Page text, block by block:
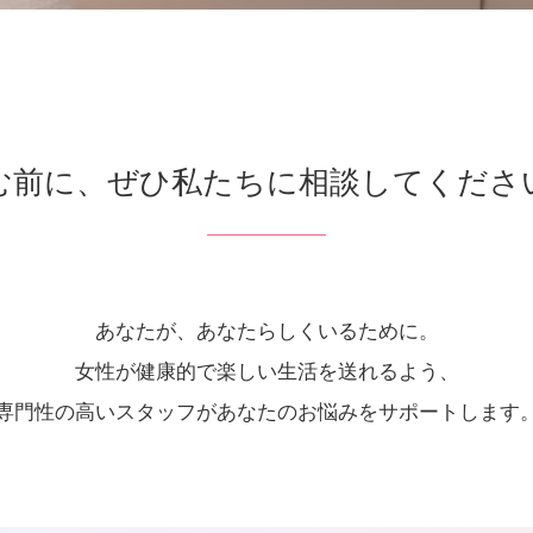
前に、ぜひ私たちに相談してくださ
あなたが、あなたらしくいるために。
女性が健康的で楽しい生活を送れるよう、
門性の高いスタッフがあなたのお悩みをサポートします